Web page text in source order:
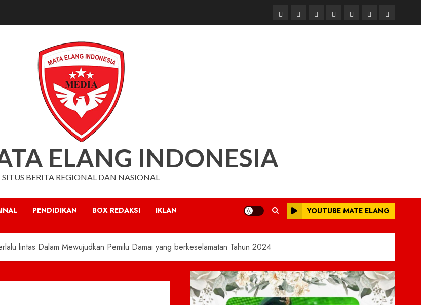
BerandaNasionalDaerahHukum
dan
Pendidikan
Box
Redaksi
Iklan
ELANG INDONESIA
SITUS BERITA REGIONAL DAN NASIONAL
PENDIDIKAN BOX REDAKSI IKLAN YOUTUBE MATE ELANG
lintas Dalam Mewujudkan Pemilu Damai yang berkeselamatan Tahun 2024